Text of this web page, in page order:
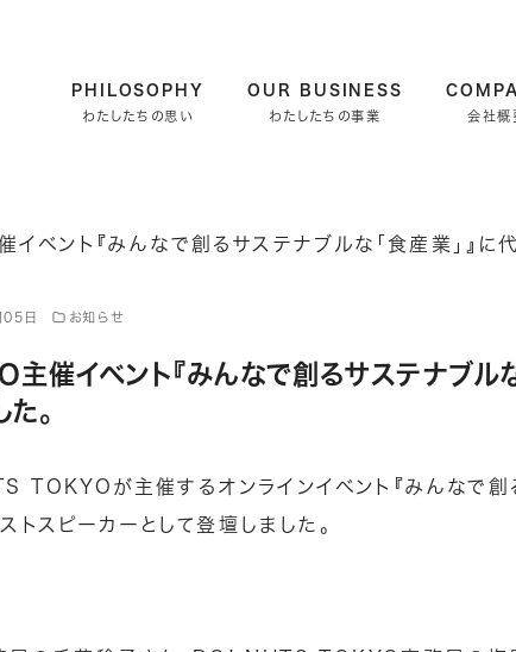
PHILOSOPHY
わたしたちの思い
OUR BUSINESS
わたしたちの事業 会社概
日 お知らせ
イベント『みんなで創るサステナブルな
。
TOKYOが主催するオンラインイベント『みんなで創
トスピーカーとして登壇しました。